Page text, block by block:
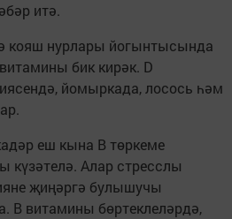
итә.
кояш нурлары йогынтысында
бик кирәк. D
йомыркада, лосось һәм
еш кына В төркеме
Алар стресслы
җиңәргә булышучы
В витамины бөртеклеләрдә,